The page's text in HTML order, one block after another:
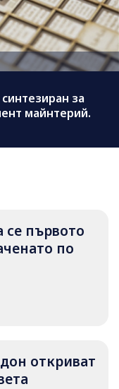
за
майнтерий.
се първото
по
откриват